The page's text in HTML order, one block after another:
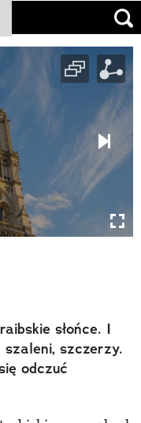
słońce. I
szczerzy.
odczuć